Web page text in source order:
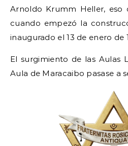
Arnoldo Krumm Heller, eso
cuando empezó la
inaugurado el 13 de enero de
El surgimiento de las Aulas
Aula de Maracaibo pasase a